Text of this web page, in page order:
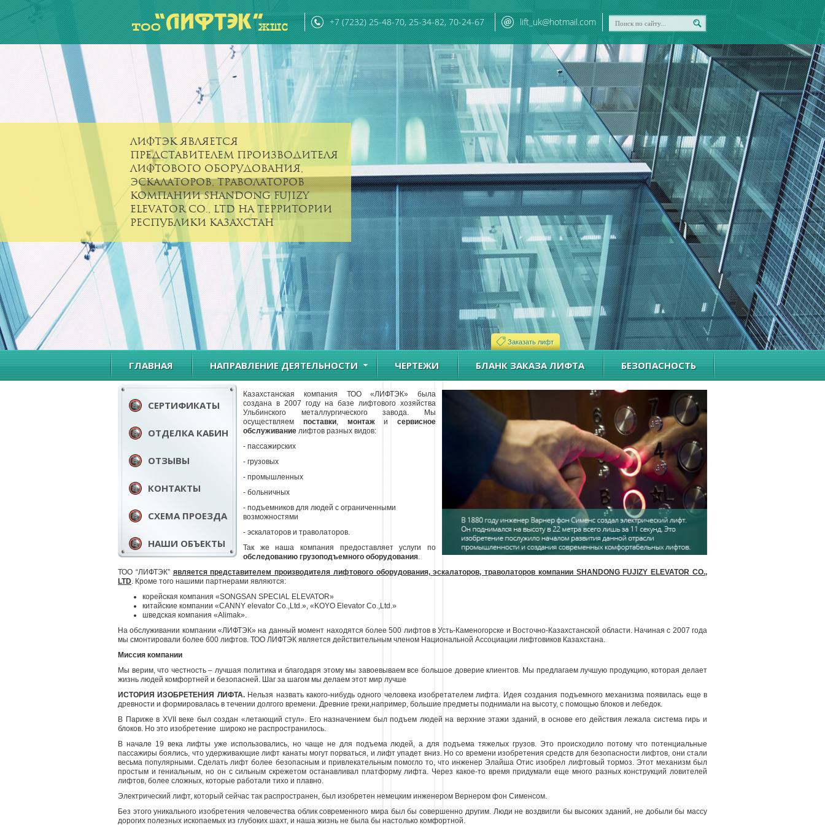
+7 (7232) 25-48-70, 25-34-82, 70-24-67 lift_uk@hotmail.com
ЛИФТЭК является
представителем производителя
лифтового оборудования,
эскалаторов, траволаторов
компании SHANDONG FUJIZY
ELEVATOR CO., LTD на территории
Республики Казахстан
Заказать лифт
ГЛАВНАЯ НАПРАВЛЕНИЕ ДЕЯТЕЛЬНОСТИ ЧЕРТЕЖИ БЛАНК ЗАКАЗА ЛИФТА БЕЗОПАСНОСТЬ
СЕРТИФИКАТЫ
ОТДЕЛКА КАБИН
ОТЗЫВЫ
КОНТАКТЫ
СХЕМА ПРОЕЗДА
НАШИ ОБЪЕКТЫ
Казахстанская компания ТОО «ЛИФТЭК» была
создана в 2007 году на базе лифтового хозяйства
Ульбинского металлургического завода.
Мы
осуществляем поставки, монтажи сервисное
обслуживание лифтов разных видов:
- пассажирских
- грузовых
- промышленных
- больничных
- подъемников для людей с ограниченными
возможностями
- эскалаторов и траволаторов.
Так же наша компания предоставляет услуги по
обследованию грузоподъемного оборудования.
ТОО “ЛИФТЭК” является представителем производителя лифтового оборудования, эскалаторов, траволаторов компании SHANDONG FUJIZY ELEVATOR CO.,
LTD. Кроме того нашими партнерами являются:
корейская компания «SONGSAN SPECIAL ELEVATOR»
китайские компании «CANNY elevator Co.,Ltd.», «KOYO Elevator Co.,Ltd.»
шведская компания «Alimak».
На обслуживании компании «ЛИФТЭК» на данный момент находятся более500 лифтов в Усть-Каменогорске и Восточно-Казахстанской области. Начиная с 2007 года
мы смонтировали более 600 лифтов. ТОО ЛИФТЭК является действительным членом Национальной Ассоциации лифтовиков Казахстана.
Миссия компании
Мы верим, что честность – лучшая политика и благодаря этому мы завоевываем все большое доверие клиентов. Мы предлагаем лучшую продукцию, которая делает
жизнь людей комфортней и безопасней. Шаг за шагом мы делаем этот мир лучше
ИСТОРИЯ ИЗОБРЕТЕНИЯ ЛИФТА.Нельзя назвать какого-нибудь одного человека изобретателем лифта. Идея создания подъемного механизма появилась еще в
древности и формировалась в течении долгого времени. Древние греки,например, большие предметы поднимали на высоту, с помощью блоков и лебедок.
В Париже в XVII веке был создан «летающий стул». Его назначением был подъем людей на верхние этажи зданий, в основе его действия лежала система гирь и
блоков. Но это изобретение широко не распространилось.
В начале 19 века лифты уже использовались, но чаще не для подъема людей, а для подъема тяжелых грузов. Это происходило потому что потенциальные
пассажиры боялись, что удерживающие лифт канаты могут порваться, и лифт упадет вниз. Но со времени изобретения средств для безопасности лифтов, они стали
весьма популярными. Сделать лифт более безопасным и привлекательным помогло то, что инженер Элайша Отис изобрел лифтовый тормоз. Этот механизм был
простым и гениальным, но он с сильным скрежетом останавливал платформу лифта. Через какое-то время придумали еще много разных конструкций ловителей
лифтов, более сложных, которые работали тихо и плавно.
Электрический лифт, который сейчас так распространен, был изобретен немецким инженером Вернером фон Сименсом.
Без этого уникального изобретения человечества облик современного мира был бы совершенно другим. Люди не воздвигли бы высоких зданий, не добыли бы массу
дорогих полезных ископаемых из глубоких шахт, и наша жизнь не была бы настолько комфортной.